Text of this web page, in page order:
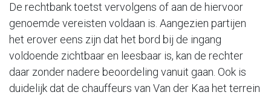
De rechtbank toetst vervolgens of aan de hiervoor
genoemde vereisten voldaan is. Aangezien partijen
het erover eens zijn dat het bord bij de ingang
voldoende zichtbaar en leesbaar is, kan de rechter
daar zonder nadere beoordeling vanuit gaan. Ook is
duidelijk dat de chauffeurs van Van der Kaa het terrein